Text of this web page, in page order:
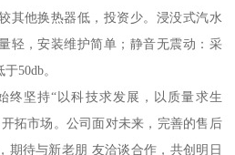
其他换热器低，投资少。浸没式汽水
轻，安装维护简单；静音无震动：采
50db。
终坚持“以科技求发展，以质量求生
拓市场。公司面对未来，完善的售后
期待与新老朋 友洽谈合作，共创明日